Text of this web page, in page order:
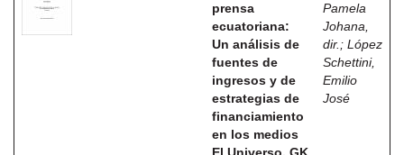
prensa
ecuatoriana:
Un análisis de
fuentes de
ingresos y de
estrategias de
financiamiento
en los medios
Pamela
Johana,
dir. ; López
Schettini,
Emilio
José